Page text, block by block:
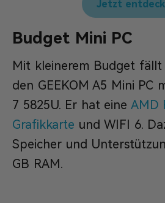
Jetzt
Budget Mini PC
Mit kleinerem Budget fällt
den GEEKOM A5 Mini PC
7 5825U. Er hat eine AMD
Grafikkarte und WIFI 6.
Speicher und
GB RAM.